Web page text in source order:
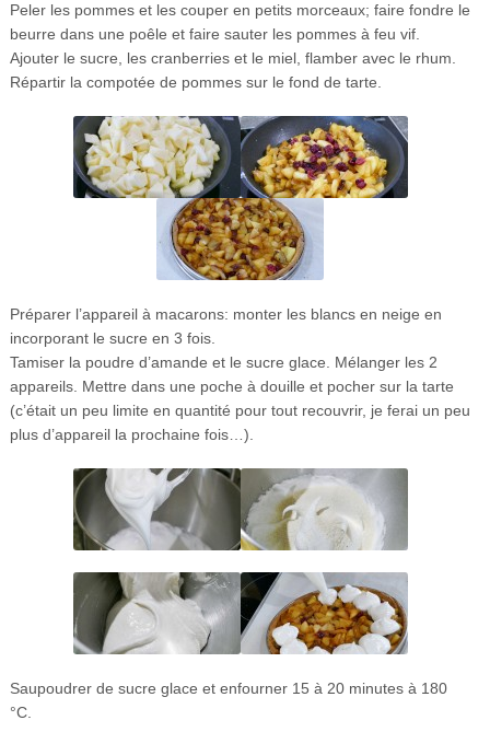
Peler les pommes et les couper en petits morceaux; faire fondre le
beurre dans une poêle et faire sauter les pommes à feu vif.
Ajouter le sucre, les cranberries et le miel, flamber avec le rhum.
Répartir la compotée de pommes sur le fond de tarte.
Préparer l’appareil à macarons: monter les blancs en neige en
incorporant le sucre en 3 fois.
Tamiser la poudre d’amande et le sucre glace. Mélanger les 2
appareils. Mettre dans une poche à douille et pocher sur la tarte
(c’était un peu limite en quantité pour tout recouvrir, je ferai un peu
plus d’appareil la prochaine fois…).
Saupoudrer de sucre glace et enfourner 15 à 20 minutes à 180
°C.